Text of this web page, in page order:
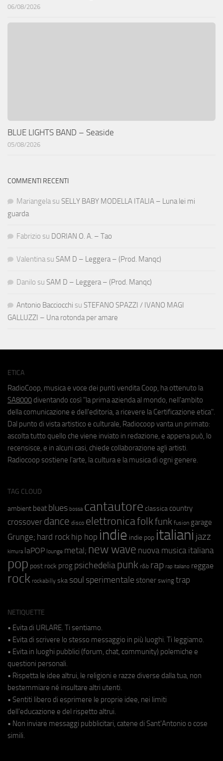
06/08/2026
BLUE LIGHTS BAND – Seaside
05/08/2026
COMMENTI RECENTI
Mariangela su SELLY BABY MODELLA ITALIA – Luna lei mi
guarda
Fabrizio su DORIAN O. A. – Tao
Valentina su SAM D – Leggera – (Prod. Manqc)
Danilo su SAM D – Leggera – (Prod. Manqc)
Antonio Bacciocchi su STEFANO SPAZZI / IVANO MAGI
GALLUZZI – Una rotonda per amare
ETICA
RadioCoop, musica e voce dei punti vendita Coop, ha ottenuto la
SA8000 diventando così "la prima azienda al mondo, nell'ambito
della comunicazione e dell'editoria, a ricevere la Certificazione etica".
Dal punto di vista artistico e culturale, Radiocoop vanta un primato:
ascolta tutto quello che viene inviato in redazione, e appena può, lo
recensisce, e in alcuni casi, chiede collaborazione agli artisti.
Radiocoop sostiene l'arte, la cultura e la musica di ogni genere.
TAG CLOUD
ambient beat blues bossa cantautore classica country
crossover dance disco elettronicafolkfunk fusion garage
Grunge; hard rock hip hop indie indie pop italiani jazz
kimura laPOP lounge metal; new wave nuova musica italiana
pop post rock prog psichedeliapunk r&b rap rap italiano reggae
rock rockabilly ska soul sperimentale stoner swing trap
NETIQUETTE
• Evita di URLARE. Ti sentiamo.
• Evita di scrivere lo stesso messaggio in più luoghi. Ti leggiamo.
• Evita in luoghi pubblici (forum, chat, community) polemiche e
questioni personali.
• Rispetta le idee altrui, le religioni e razze diverse dalla tua, non
bestemmiare né insultare altri utenti.
• Sentiti libero di esprimere le proprie idee, nei limiti
dell'educazione e del rispetto altrui.
• Non inviare messaggi pubblicitari, catene di Sant'Antonio o cose
simili.